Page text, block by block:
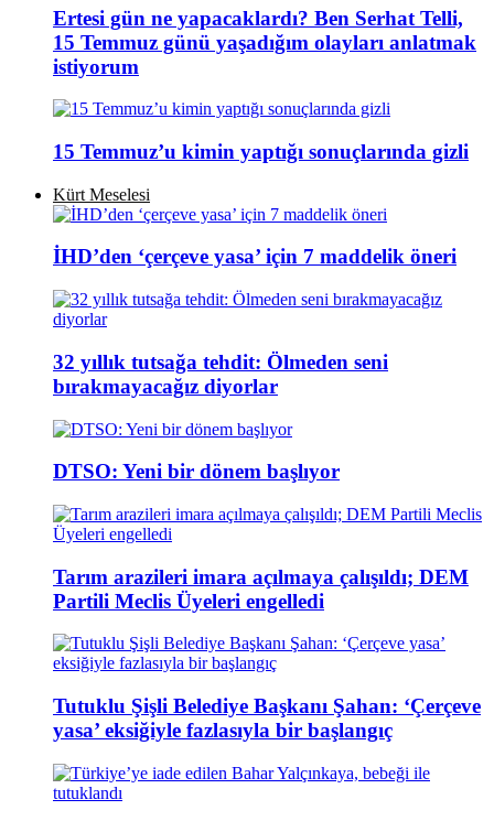
Ertesi gün ne yapacaklardı? Ben Serhat Telli,
15 Temmuz günü yaşadığım olayları anlatmak
istiyorum
15 Temmuz’u kimin yaptığı sonuçlarında gizli
Kürt Meselesi
İHD’den ‘çerçeve yasa’ için 7 maddelik öneri
32 yıllık tutsağa tehdit: Ölmeden seni
bırakmayacağız diyorlar
DTSO: Yeni bir dönem başlıyor
Tarım arazileri imara açılmaya çalışıldı; DEM
Partili Meclis Üyeleri engelledi
Tutuklu Şişli Belediye Başkanı Şahan: ‘Çerçeve
yasa’ eksiğiyle fazlasıyla bir başlangıç